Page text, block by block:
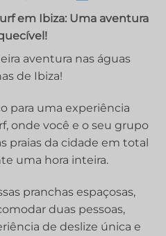
em Ibiza: Uma aventura
aventura nas águas
de Ibiza!
para uma experiência
onde você e o seu grupo
praias da cidade em total
uma hora inteira.
pranchas espaçosas,
duas pessoas,
de deslize única e